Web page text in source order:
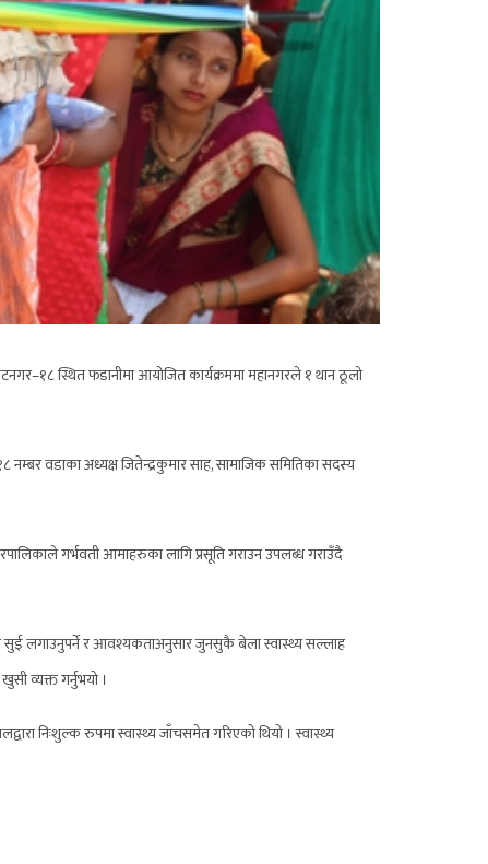
स्थित फडानीमा आयोजित कार्यक्रममा महानगरले १ थान ठूलो
नम्बर वडाका अध्यक्ष जितेन्द्रकुमार साह, सामाजिक समितिका सदस्य
गर्भवती आमाहरुका लागि प्रसूति गराउन उपलब्ध गराउँदै
सुई लगाउनुपर्ने र आवश्यकताअनुसार जुनसुकै बेला स्वास्थ्य सल्लाह
व्यक्त गर्नुभयो ।
निःशुल्क रुपमा स्वास्थ्य जाँचसमेत गरिएको थियो । स्वास्थ्य